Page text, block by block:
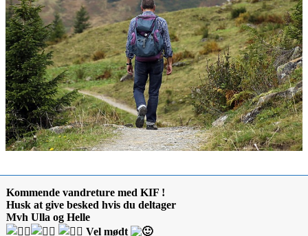
Kommende vandreture med KIF !
Husk at give besked hvis du deltager
Mvh Ulla og Helle
Vel mødt